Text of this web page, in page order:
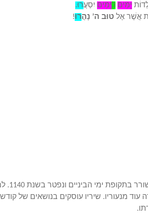
יָמִים כְּיַמִּים יִסְעֲרוּ.
אֲשֶׁר אֶל טוּב ה’ נָהֲרוּ!
נולד
מנעוריו. שיריו עוסקים בנושאים של